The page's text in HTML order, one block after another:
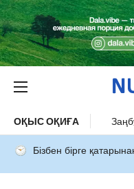
ОҚЫС ОҚИҒА
Бізбен бірге